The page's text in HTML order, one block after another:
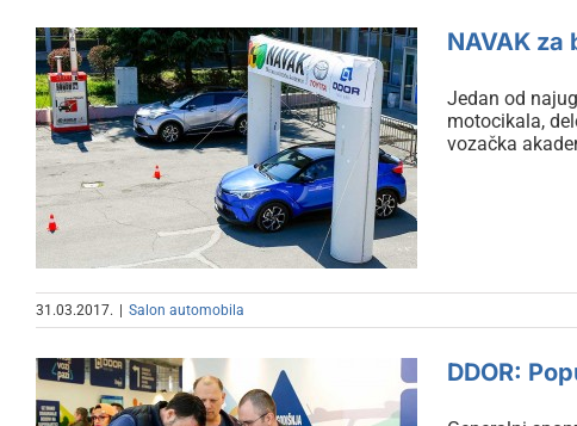
NAVAK za bezbednu
vožnju
NAVAK za
Jedan od
motocikala,
vozačka
31.03.2017. Salon automobila
DDOR: